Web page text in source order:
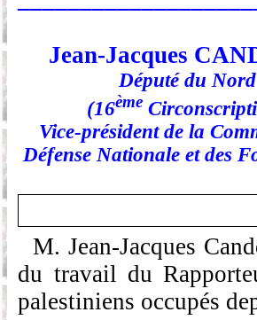
Jean-Jacques
Député du Nord
(16ème
Vice-président dela
Défense Nationale et des
M. Jean-Jacques
du travail du
palestiniens occupés